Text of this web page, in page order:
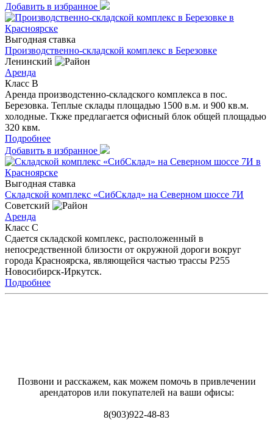
Добавить в избранное
Выгодная ставка
Производственно-складской комплекс в Березовке
Ленинский
Аренда
Класс B
Аренда производстенно-складского комплекса в пос.
Березовка. Теплые склады площадью 1500 в.м. и 900 кв.м.
холодные. Ткже предлагается офисный блок общей площадью
320 квм.
Подробнее
Добавить в избранное
Выгодная ставка
Складской комплекс «СибСклад» на Северном шоссе 7И
Советский
Аренда
Класс C
Сдается складской комплекс, расположенный в
непосредственной близости от окружной дороги вокруг
города Красноярска, являющейся частью трассы Р255
Новосибирск-Иркутск.
Подробнее
Позвони и расскажем, как можем помочь в привлечении
арендаторов или покупателей на ваши офисы:
8(903)922-48-83